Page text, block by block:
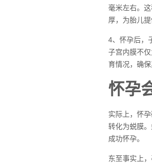
毫米左右。
厚，为胎儿提
4、怀孕后，
子宫内膜不
育情况，确保
怀孕
实际上，怀
转化为蜕膜
成功怀孕。
东至事实上